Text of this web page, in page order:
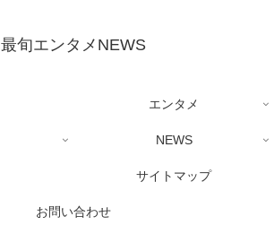
最旬エンタメNEWS
エンタメ
NEWS
サイトマップ
お問い合わせ